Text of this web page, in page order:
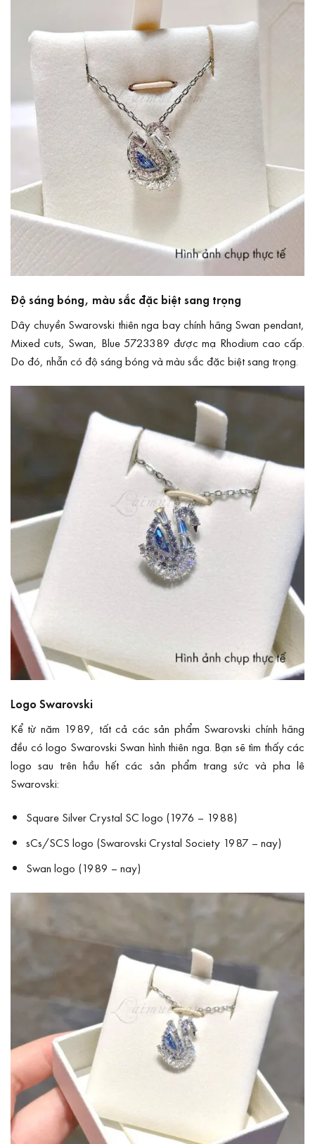
Độ sáng bóng, màu sắc đặc biệt sang trọng
Dây chuyền Swarovski thiên nga bay chính hãng Swan pendant,
Mixed cuts, Swan, Blue 5723389 được mạ Rhodium cao cấp.
Do đó, nhẫn có độ sáng bóng và màu sắc đặc biệt sang trọng.
Logo Swarovski
Kể từ năm 1989, tất cả các sản phẩm Swarovski chính hãng
đều có logo Swarovski Swan hình thiên nga. Bạn sẽ tìm thấy các
logo sau trên hầu hết các sản phẩm trang sức và pha lê
Swarovski:
Square Silver Crystal SC logo (1976 – 1988)
sCs/SCS logo (Swarovski Crystal Society 1987 – nay)
Swan logo (1989 – nay)